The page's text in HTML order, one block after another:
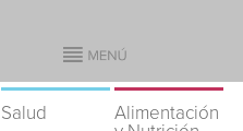
Salud
Alimentación